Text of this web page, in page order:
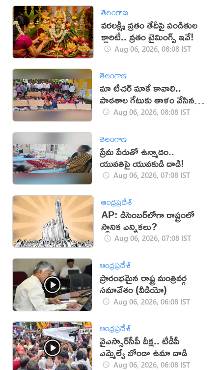
తెలంగాణ
వరలక్ష్మీ వ్రతం తేదీపై పండితుల
క్లారిటీ.. వ్రతం టైమింగ్స్ ఇవే!
Aug 06, 2026, 08:08 IST
తెలంగాణ
మా టీచర్‌ మాకే కావాలి..
పాఠశాల గేటుకు తాళం వేసిన
విద్యార్థులు
Aug 06, 2026, 08:08 IST
తెలంగాణ
ప్రేమ పేరుతో ఉన్మాదం..
యువతిపై యువకుడి దాడి!
Aug 06, 2026, 07:08 IST
ఆంధ్రప్రదేశ్
AP: డిసెంబర్‌లోగా రాష్ట్రంలో
స్థానిక ఎన్నికలు?
Aug 06, 2026, 07:08 IST
ఆంధ్రప్రదేశ్
ప్రారంభమైన రాష్ట్ర మంత్రివర్గ
సమావేశం (వీడియో)
Aug 06, 2026, 06:08 IST
ఆంధ్రప్రదేశ్
వైఎస్సార్‌సీపీ దీక్ష.. టీడీపీ
ఎమ్మెల్యే బోండా ఉమా దాడి
Aug 06, 2026, 06:08 IST